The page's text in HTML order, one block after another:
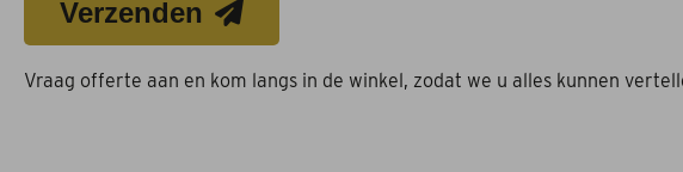
Verzenden
Vraag offerte aan en kom langs in de winkel, zodat we u alles kunnen